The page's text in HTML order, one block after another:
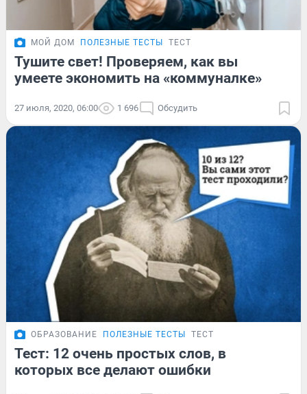
МОЙ ДОМ ПОЛЕЗНЫЕ ТЕСТЫ ТЕСТ
Тушите свет! Проверяем, как вы
умеете экономить на «коммуналке»
27 июля, 2020, 06:00 1 696 Обсудить
ОБРАЗОВАНИЕ ПОЛЕЗНЫЕ ТЕСТЫ ТЕСТ
Тест: 12 очень простых слов, в
которых все делают ошибки